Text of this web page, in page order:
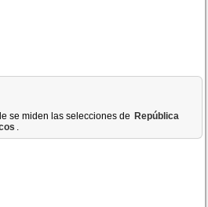
se miden las selecciones de República
.